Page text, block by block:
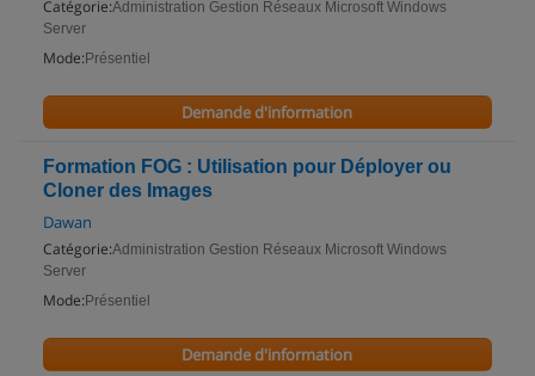
Catégorie:Administration Gestion Réseaux Microsoft Windows
Server
Mode: Présentiel
Demande d'information
Formation FOG : Utilisation pour Déployer ou
Cloner des Images
Dawan
Catégorie:Administration Gestion Réseaux Microsoft Windows
Server
Mode: Présentiel
Demande d'information